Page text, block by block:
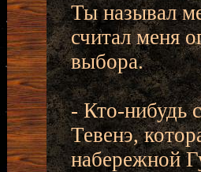
Ты называл
считал меня
выбора.
- Кто-нибудь
Тевенэ,
набережной